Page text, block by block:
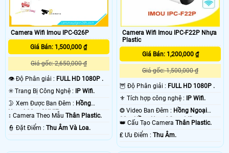
Camera Wifi Imou IPC-G26P
Giá Bán: 1,500,000 ₫
Giá gốc: 2,650,000 ₫
👁 Độ Phân giải : FULL HD 1080P .
✳️ Trang Bị Công Nghệ :
IP Wifi.
🌛 Xem Được Ban Đêm : Hồng
Ngoại 30m ONVIF.
↕️ Camera Theo Mẫu Thân Plastic.
️👮 Đặt Điểm : Thu Âm Và Loa.
Camera Wifi Imou IPC-F22P Nhựa
Plastic
Giá Bán: 1,200,000 ₫
Giá gốc: 1,500,000 ₫
🦉 Độ Phân giải : FULL HD 1080P .
⚜️ Tích hợp công nghệ :
IP Wifi.
❂ Video Ban Đêm : Hồng Ngoại
30m Hồng Ngoại Smart IR.
👑 Cấu Tạo CameraThân Plastic.
️₤ Ưu Điểm :Thu Âm.